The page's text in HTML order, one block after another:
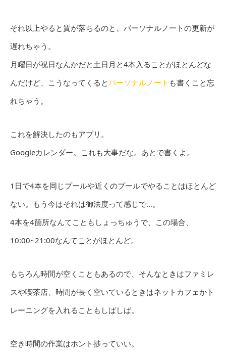
それ以上やると質が落ちるのと、パーソナルノートの更新が
遅れちゃう。
月曜日が祝日なんかだと土日月と4本入ることがほとんどな
んだけど、こうなってくるとパーソナルノート も書くこと忘
れちゃう。
これを解決したのもアプリ。
Googleカレンダー。これも大事だな。あとで書くよ。
1日で4本を同じプールや近くのプールでやることはほとんど
ない。もう今はそれは御法度って感じで…。
4本を4箇所なんてこともしょっちゅうで、この場合、
10:00~21:00なんてことがほとんど。
もちろん時間が空くこともあるので、そんなときはファミレ
スや喫茶店、時間が長く空いているときはネットカフェかト
レーニングを入れることもしばしば。
空き時間の作業はホント捗っていい。